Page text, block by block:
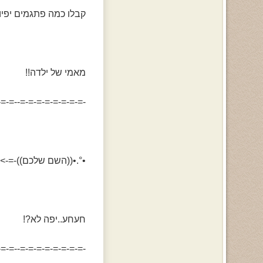
קבלו כמה פתגמים
מאמי של ילדה!!
=-==-=-=-=-=-=-=-=-
•°.•((השם שלכם))-=-
חעחע..יפה לא?!
=-==-=-=-=-=-=-=-=-